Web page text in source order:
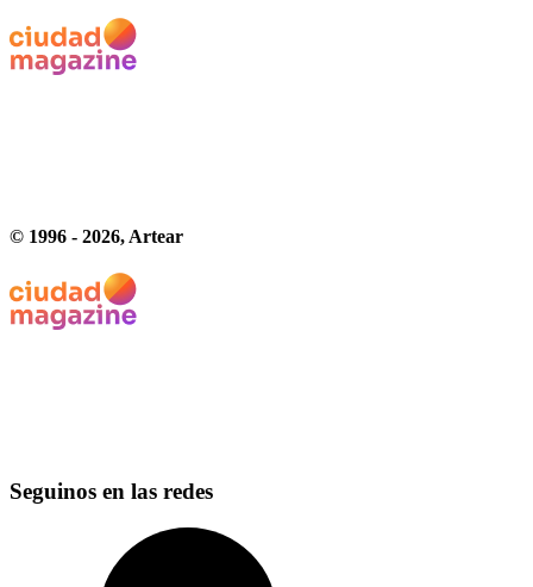
© 1996 - 2026, Artear
Seguinos en las redes